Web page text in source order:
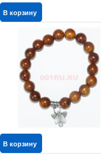
В корзину
В корзину